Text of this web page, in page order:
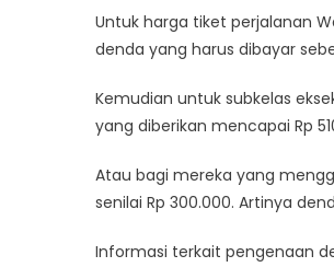
Untuk harga tiket perjalanan
denda yang harus dibayar
Kemudian untuk subkelas
yang diberikan mencapai Rp
Atau bagi mereka yang
senilai Rp 300.000. Artinya
Informasi terkait pengenaan